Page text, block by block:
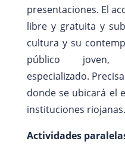
presentaciones. El
libre y gratuita y
cultura y su
público joven,
especializado.
donde se ubicará el
instituciones riojanas.
Actividades